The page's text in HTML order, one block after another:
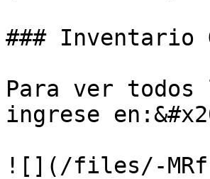
### Inventario
Para ver todos
ingrese
![](/files/-